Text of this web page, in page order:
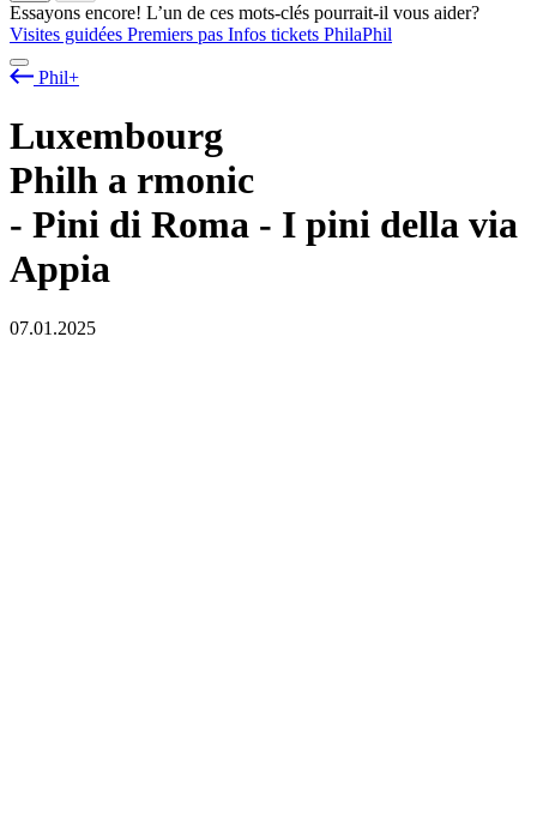
Essayons encore! L’un de ces mots-clés pourrait-il vous aider?
Visites guidées Premiers pas Infos tickets PhilaPhil
Phil+
Luxembourg
Philh a rmonic
- Pini di Roma - I pini della via
Appia
07.01.2025